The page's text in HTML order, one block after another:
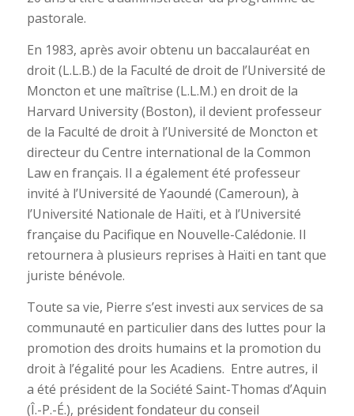
pastorale.
En 1983, après avoir obtenu un baccalauréat en
droit (L.L.B.) de la Faculté de droit de l’Université de
Moncton et une maîtrise (L.L.M.) en droit de la
Harvard University (Boston), il devient professeur
de la Faculté de droit à l’Université de Moncton et
directeur du Centre international de la Common
Law en français. Il a également été professeur
invité à l’Université de Yaoundé (Cameroun), à
l’Université Nationale de Haïti, et à l’Université
française du Pacifique en Nouvelle-Calédonie. Il
retournera à plusieurs reprises à Haïti en tant que
juriste bénévole.
Toute sa vie, Pierre s’est investi aux services de sa
communauté en particulier dans des luttes pour la
promotion des droits humains et la promotion du
droit à l’égalité pour les Acadiens. Entre autres, il
a été président de la Société Saint-Thomas d’Aquin
(Î.-P.-É.), président fondateur du conseil